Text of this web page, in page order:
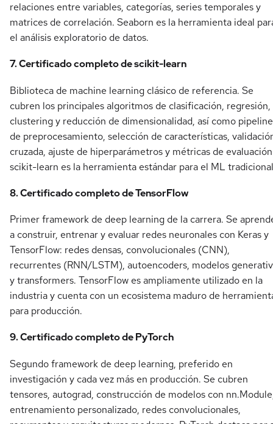
relaciones entre variables, categorías, series temporales y
matrices de correlación. Seaborn es la herramienta ideal
el análisis exploratorio de datos.
7. Certificado completo de scikit-learn
Biblioteca de machine learning clásico de referencia. Se
cubren los principales algoritmos de clasificación, regresión,
clustering y reducción de dimensionalidad, así como
de preprocesamiento, selección de características,
cruzada, ajuste de hiperparámetros y métricas de
scikit-learn es la herramienta estándar para el ML
8. Certificado completo de TensorFlow
Primer framework de deep learning de la carrera. Se
a construir, entrenar y evaluar redes neuronales con Keras y
TensorFlow: redes densas, convolucionales (CNN),
recurrentes (RNN/LSTM), autoencoders, modelos
y transformers. TensorFlow es ampliamente utilizado en la
industria y cuenta con un ecosistema maduro de
para producción.
9. Certificado completo de PyTorch
Segundo framework de deep learning, preferido en
investigación y cada vez más en producción. Se cubren
tensores, autograd, construcción de modelos con
entrenamiento personalizado, redes convolucionales,